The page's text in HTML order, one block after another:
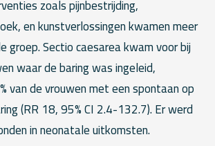
zoals pijnbestrijding,
en kunstverlossingen kwamen meer
groep. Sectio caesarea kwam voor bij
waar de baring was ingeleid,
van de vrouwen met een spontaan op
(RR 18, 95% CI 2.4-132.7). Er werd
in neonatale uitkomsten.